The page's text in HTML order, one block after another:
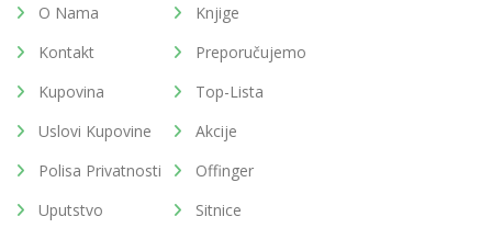
O Nama
Kontakt
Kupovina
Uslovi Kupovine
Polisa Privatnosti
Uputstvo
Knjige
Preporučujemo
Top-Lista
Akcije
Offinger
Sitnice